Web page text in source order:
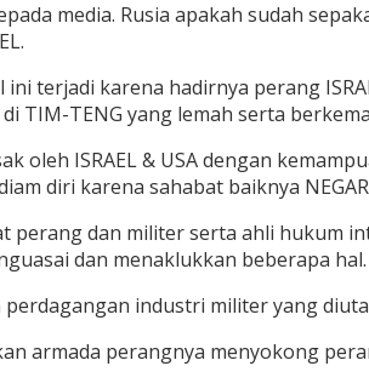
media. Rusia apakah sudah
terjadi karena hadirnya perang
TIM-TENG yang lemah serta
oleh ISRAEL & USA dengan
diri karena sahabat baiknya
perang dan militer serta ahli hukum
dan menaklukkan beberapa
perdagangan industri militer yang
armada perangnya menyokong